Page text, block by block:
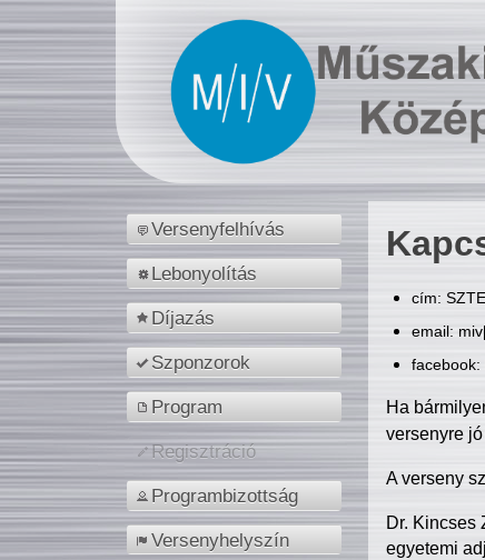
Versenyfelhívás
Lebonyolítás
Díjazás
Szponzorok
Program
Regisztráció
Programbizottság
Versenyhelyszín
cím:
email:
facebook:
Ha
versenyre
A verseny
Dr. Kincses
egyetemi